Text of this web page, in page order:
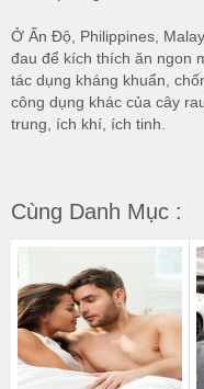
Ở Ấn Độ, Philippines,
đau để kích thích ăn ngon
tác dụng kháng khuẩn,
công dụng khác của cây
trung, ích khí, ích tinh.
Cùng Danh Mục :